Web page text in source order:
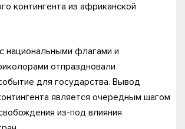
контингента из африканской
национальными флагами и
отпраздновали
для государства. Вывод
является очередным шагом
из-под влияния